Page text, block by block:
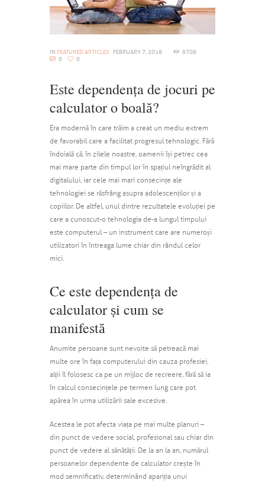
IN FEATURED ARTICLES FEBRUARY 7, 2018
8708
0
0
Este dependența de jocuri pe
calculator o boală?
Era modernă în care trăim a creat un mediu extrem
de favorabil care a facilitat progresul tehnologic. Fără
îndoială că, în zilele noastre, oamenii își petrec cea
mai mare parte din timpul lor în spațiul neîngrădit al
digitalului, iar cele mai mari consecințe ale
tehnologiei se răsfrâng asupra adolescenților și a
copiilor. De altfel, unul dintre rezultatele evoluției pe
care a cunoscut-o tehnologia de-a lungul timpului
este computerul – un instrument care are numeroși
utilizatori în întreaga lume chiar din rândul celor
mici.
Ce este dependența de
calculator și cum se
manifestă
Anumite persoane sunt nevoite să petreacă mai
multe ore în fața computerului din cauza profesiei,
alții îl folosesc ca pe un mijloc de recreere, fără să ia
în calcul consecințele pe termen lung care pot
apărea în urma utilizării sale excesive.
Acestea le pot afecta viața pe mai multe planuri –
din punct de vedere social, profesional sau chiar din
punct de vedere al sănătății. De la an la an, numărul
persoanelor dependente de calculator crește în
mod semnificativ, determinând apariția unui